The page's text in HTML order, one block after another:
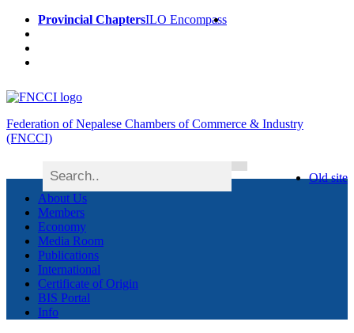
Provincial ChaptersILO Encompass
Federation of Nepalese Chambers of Commerce & Industry
(FNCCI)
Old site
About Us
Members
Economy
Media Room
Publications
International
Certificate of Origin
BIS Portal
Info